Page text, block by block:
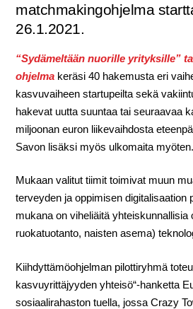
matchmakingohjelma
26.1.2021.
“Sydämeltään nuorille yrityksille”
ohjelma keräsi 40 hakemusta eri
kasvuvaiheen startupeilta sekä
hakevat uutta suuntaa tai seuraavaa
miljoonan euron liikevaihdosta
Savon lisäksi myös ulkomaita myöten.
Mukaan valitut tiimit toimivat muun
terveyden ja oppimisen digitalisaation
mukana on viheliäitä yhteiskunnallisia
ruokatuotanto, naisten asema)
Kiihdyttämöohjelman pilottiryhmä
kasvuyrittäjyyden yhteisö“-hanketta
sosiaalirahaston tuella, jossa Crazy